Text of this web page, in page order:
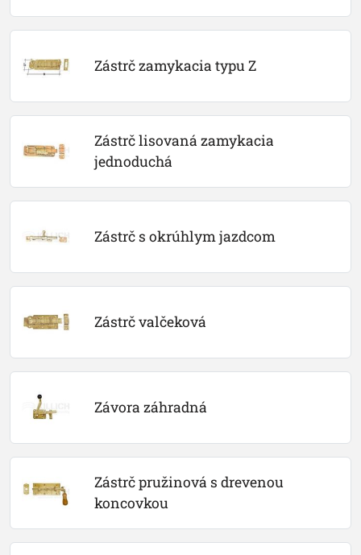
Zástrč zamykacia typu Z
Zástrč lisovaná zamykacia
jednoduchá
Zástrč s okrúhlym jazdcom
Zástrč valčeková
Závora záhradná
Zástrč pružinová s drevenou
koncovkou